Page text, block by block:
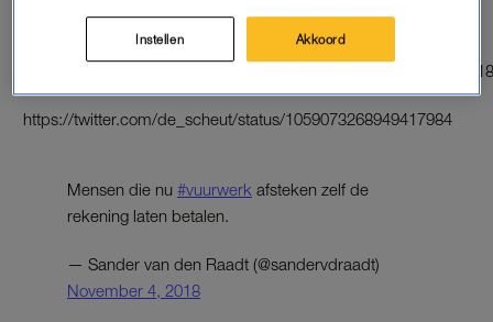
https://twitter.com/TheNormalGuy5/status/1059080494762070018
https://twitter.com/de_scheut/status/1059073268949417984
Mensen die nu #vuurwerk afsteken zelf de
rekening laten betalen.
— Sander van den Raadt (@sandervdraadt)
November 4, 2018
Instellen Akkoord